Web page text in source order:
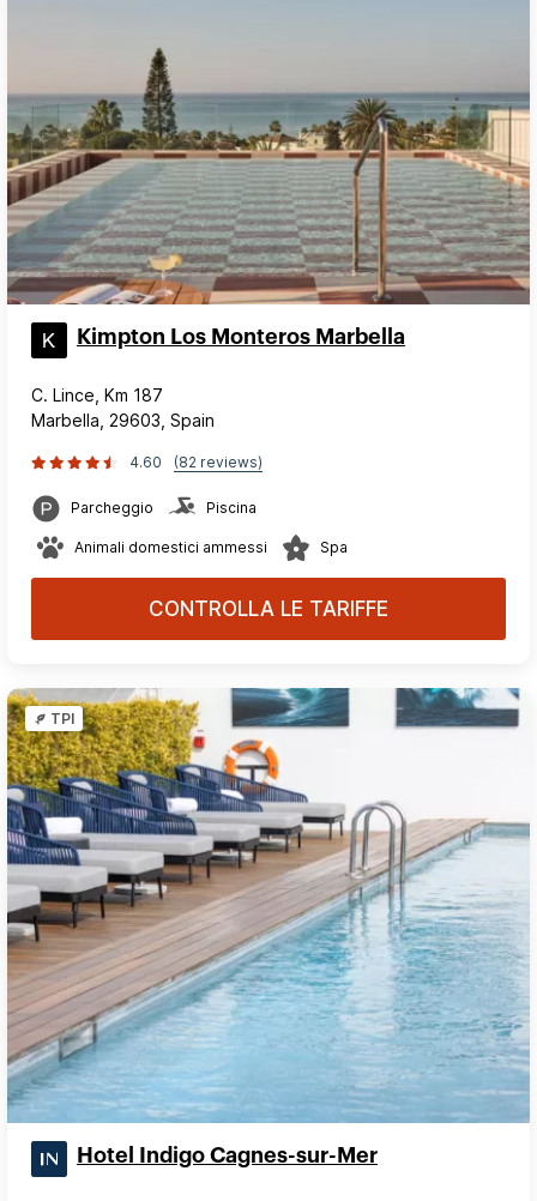
Kimpton Los Monteros Marbella
C. Lince, Km 187
Marbella, 29603, Spain
4.60 (82 reviews)
Parcheggio Piscina
Animali domestici ammessi Spa
CONTROLLA LE TARIFFE
TPI
Hotel Indigo Cagnes-sur-Mer